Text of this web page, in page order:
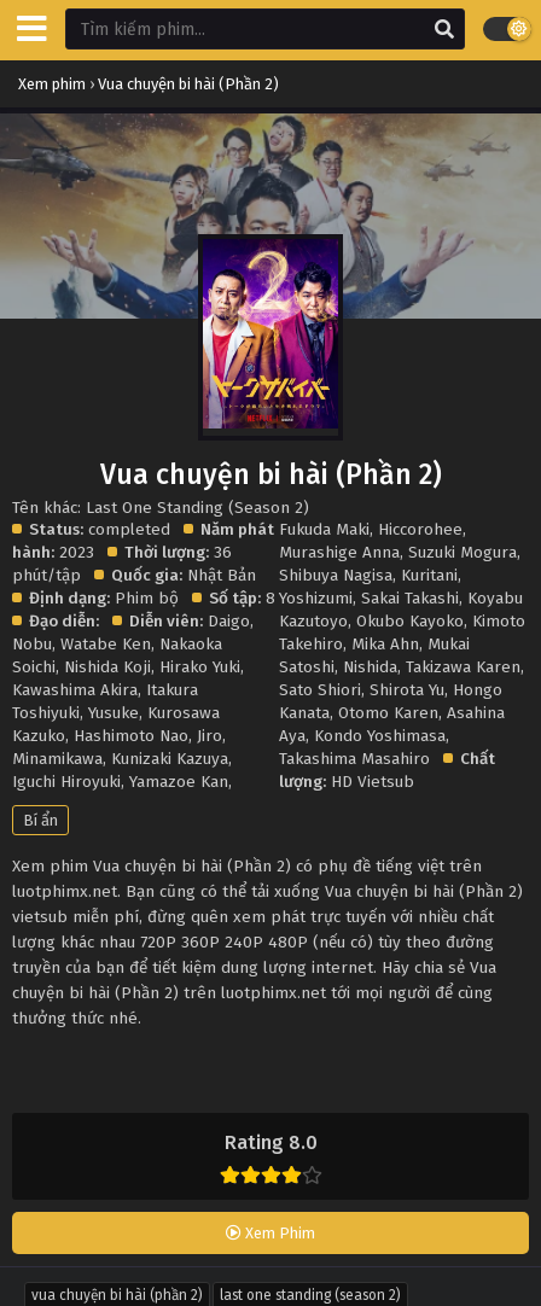
Xem phim › Vua chuyện bi hài (Phần 2)
Rating 8.0
Xem Phim
Vua chuyện bi hài (Phần 2)
Tên khác: Last One Standing (Season 2)
Status: completed
Năm phát
hành: 2023 Thời lượng: 36
phút/tập
Quốc gia: Nhật Bản
Định dạng: Phim bộ Số tập: 8
Đạo diễn:
Diễn viên: Daigo,
Nobu, Watabe Ken, Nakaoka
Soichi, Nishida Koji, Hirako Yuki,
Kawashima Akira, Itakura
Toshiyuki, Yusuke, Kurosawa
Kazuko, Hashimoto Nao, Jiro,
Minamikawa, Kunizaki Kazuya,
Iguchi Hiroyuki, Yamazoe Kan,
Fukuda Maki, Hiccorohee,
Murashige Anna,Suzuki Mogura,
Shibuya Nagisa, Kuritani,
Yoshizumi,Sakai Takashi, Koyabu
Kazutoyo,Okubo Kayoko, Kimoto
Takehiro, Mika Ahn, Mukai
Satoshi, Nishida,Takizawa Karen,
Sato Shiori,Shirota Yu, Hongo
Kanata,Otomo Karen,Asahina
Aya, Kondo Yoshimasa,
Takashima Masahiro
Chất
lượng: HD Vietsub
Bí ẩn
Xem phim Vua chuyện bi hài (Phần 2) có phụ đề tiếng việt trên
luotphimx.net. Bạn cũng có thể tải xuống Vua chuyện bi hài (Phần 2)
vietsub miễn phí, đừng quên xem phát trực tuyến với nhiều chất
lượng khác nhau 720P 360P 240P 480P (nếu có) tùy theo đường
truyền của bạn để tiết kiệm dung lượng internet. Hãy chia sẻ Vua
chuyện bi hài (Phần 2) trên luotphimx.net tới mọi người để cùng
thưởng thức nhé.
vua chuyện bi hài (phần 2) last one standing (season 2)